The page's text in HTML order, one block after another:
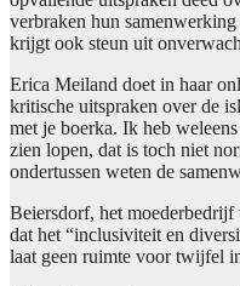
verbraken hun
krijgt ook steun uit
Erica Meiland doet in haar
kritische uitspraken over de
met je boerka. Ik heb
zien lopen, dat is toch niet
ondertussen weten de
Beiersdorf, het
dat het “inclusiviteit en
laat geen ruimte voor twijfel